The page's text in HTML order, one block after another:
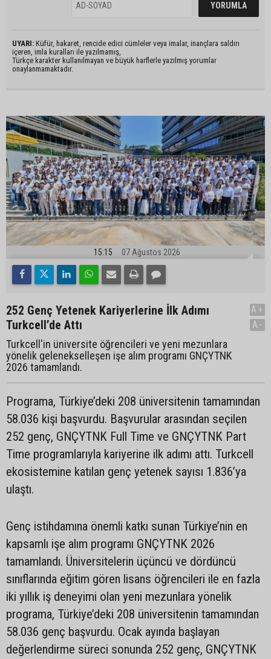
UYARI: Küfür, hakaret, rencide edici cümleler veya imalar, inançlara saldırı
içeren, imla kuralları ile yazılmamış,
Türkçe karakter kullanılmayan ve büyük harflerle yazılmış yorumlar
onaylanmamaktadır.
15:15 07 Ağustos 2026
252 Genç Yetenek Kariyerlerine İlk Adımı
Turkcell’de Attı
Turkcell'in üniversite öğrencileri ve yeni mezunlara
yönelik gelenekselleşen işe alım programı GNÇYTNK
2026 tamamlandı.
A+
A-
Programa, Türkiye’deki 208 üniversitenin tamamından
58.036 kişi başvurdu. Başvurular arasından seçilen
252 genç, GNÇYTNK Full Time ve GNÇYTNK Part
Time programlarıyla kariyerine ilk adımı attı. Turkcell
ekosistemine katılan genç yetenek sayısı 1.836’ya
ulaştı.
Genç istihdamına önemli katkı sunan Türkiye’nin en
kapsamlı işe alım programı GNÇYTNK 2026
tamamlandı. Üniversitelerin üçüncü ve dördüncü
sınıflarında eğitim gören lisans öğrencileri ile en fazla
iki yıllık iş deneyimi olan yeni mezunlara yönelik
programa, Türkiye’deki 208 üniversitenin tamamından
58.036 genç başvurdu. Ocak ayında başlayan
değerlendirme süreci sonunda 252 genç, GNÇYTNK